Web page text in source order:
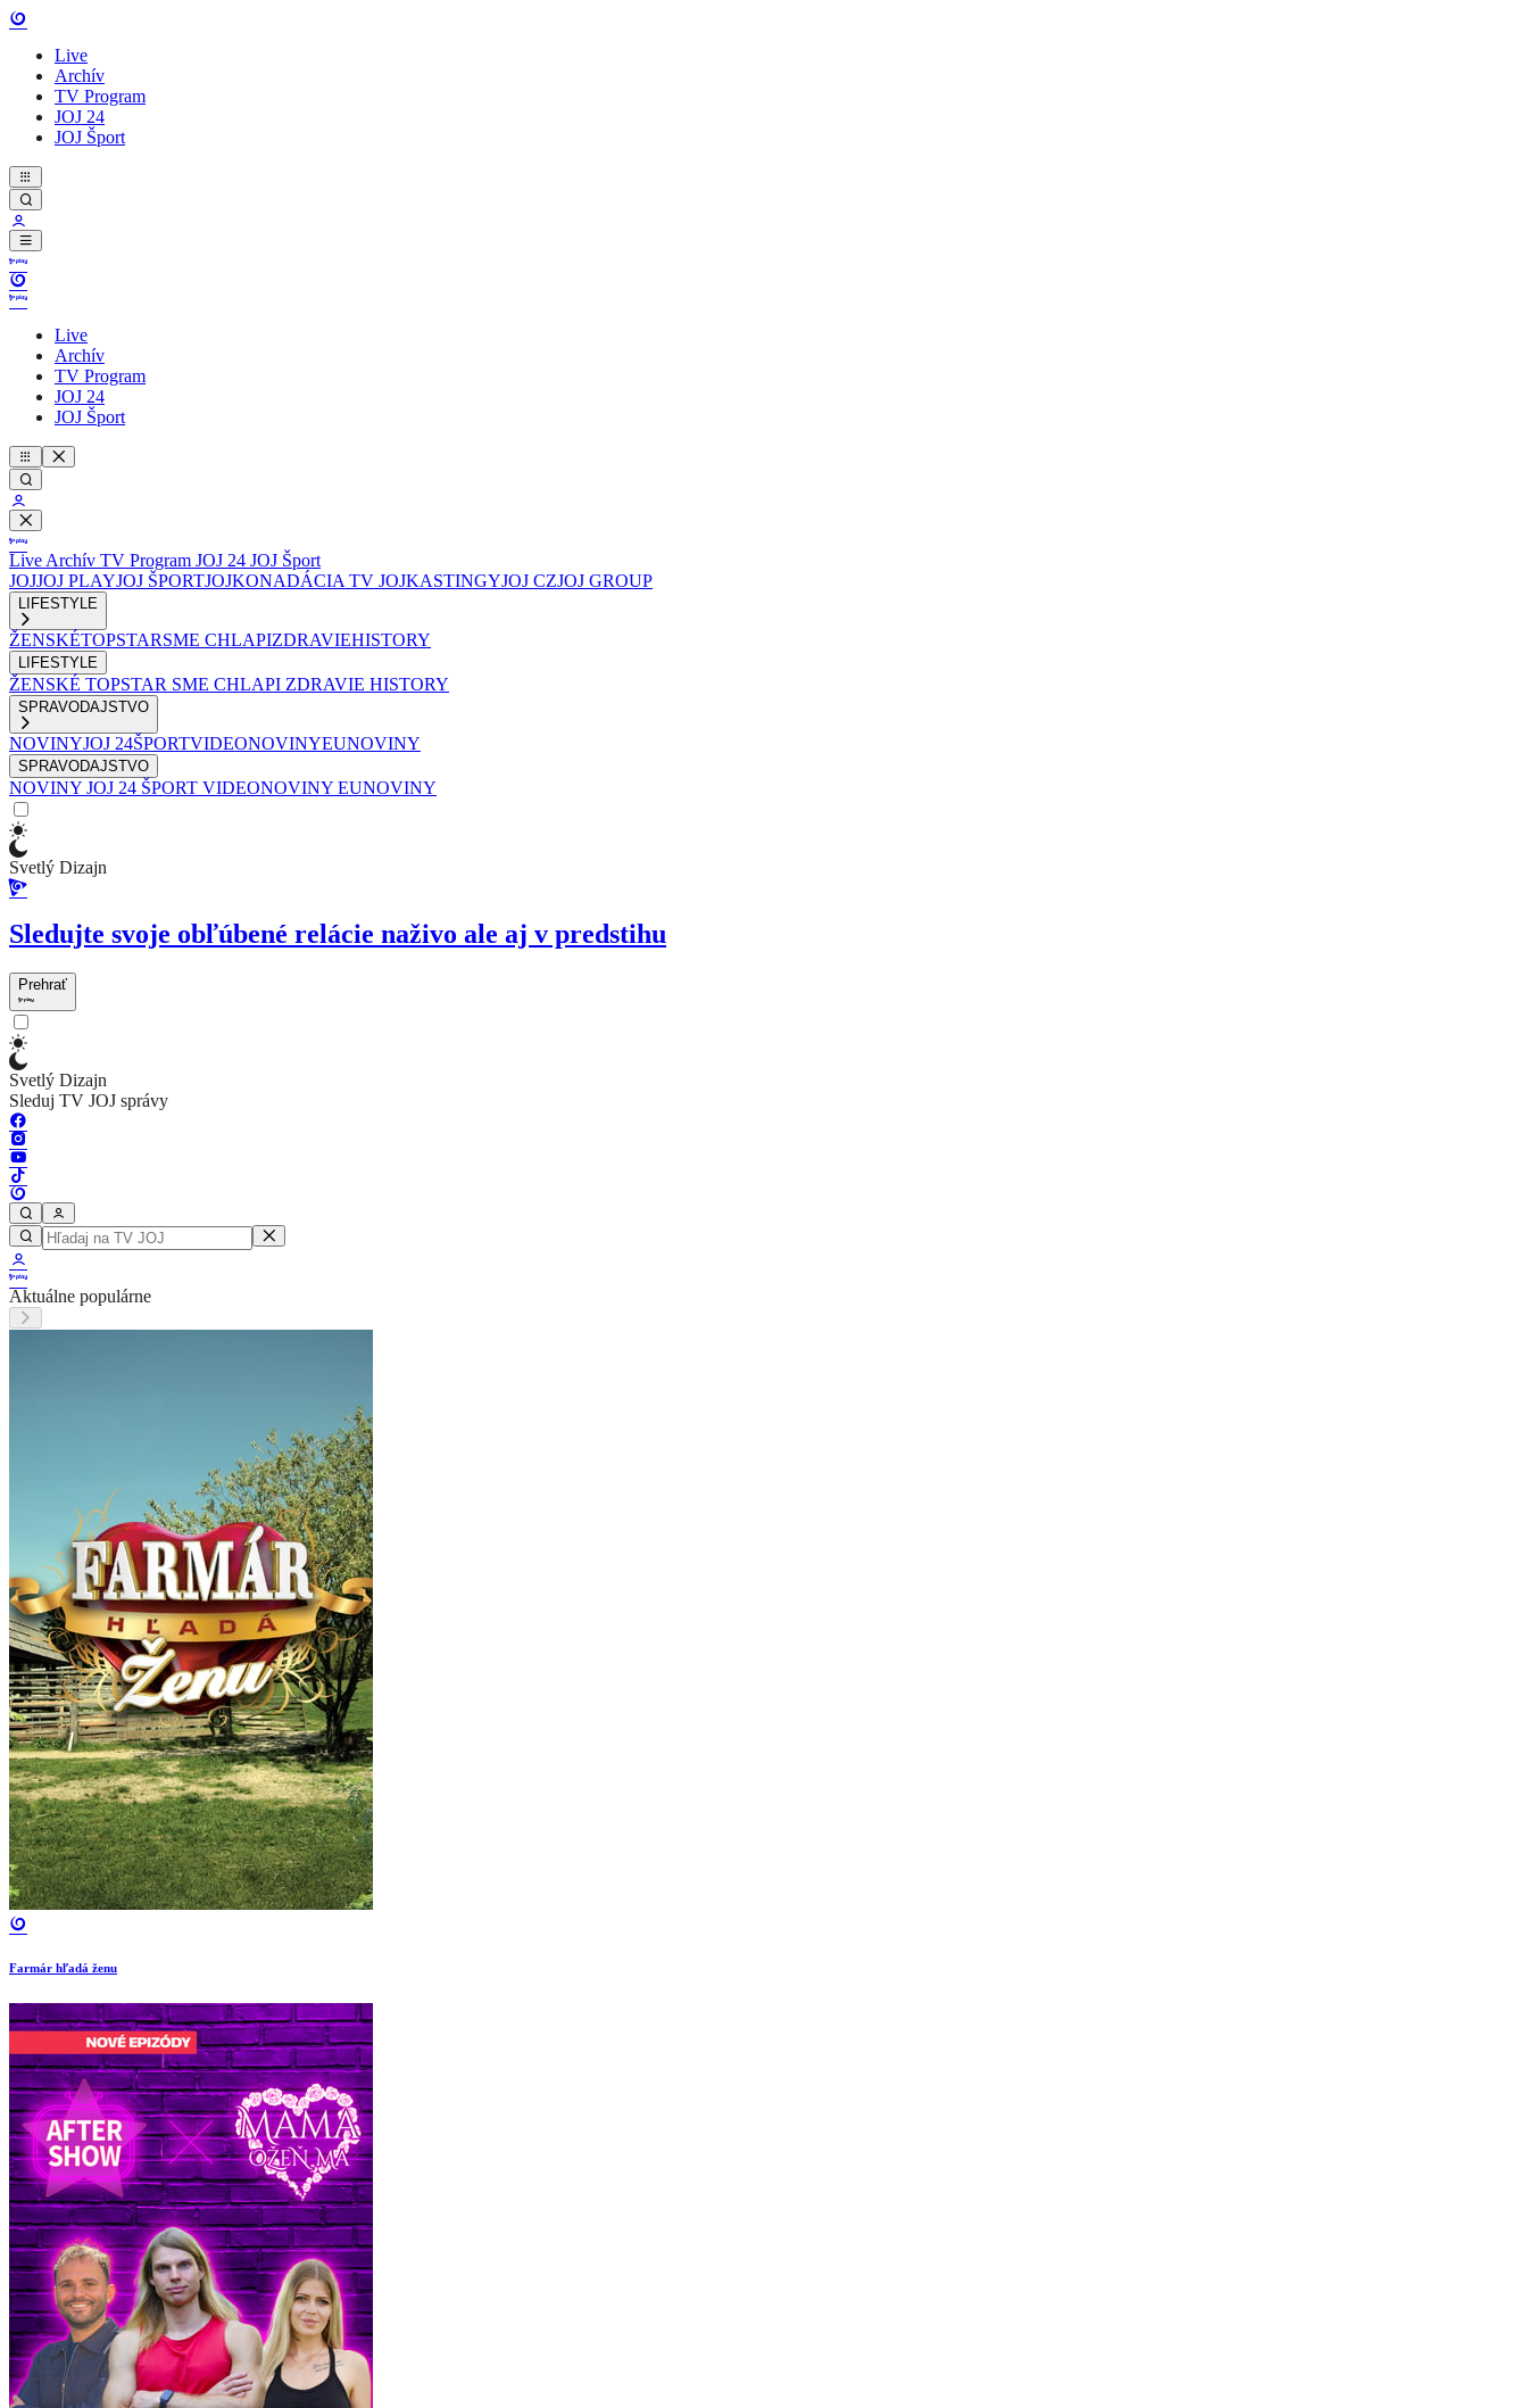
Live
Archív
TV Program
JOJ 24
JOJ Šport
Live
Archív
TV Program
JOJ 24
JOJ Šport
Live Archív TV Program JOJ 24 JOJ Šport
JOJJOJ PLAYJOJ ŠPORTJOJKONADÁCIA TV JOJKASTINGYJOJ CZJOJ GROUP
LIFESTYLE
ŽENSKÉTOPSTARSME CHLAPIZDRAVIEHISTORY
LIFESTYLE
ŽENSKÉ TOPSTAR SME CHLAPI ZDRAVIE HISTORY
SPRAVODAJSTVO
NOVINYJOJ 24ŠPORTVIDEONOVINYEUNOVINY
SPRAVODAJSTVO
NOVINY JOJ 24 ŠPORT VIDEONOVINY EUNOVINY
Svetlý Dizajn
Sledujte svoje obľúbené relácie naživo ale aj v predstihu
Prehrať
Svetlý Dizajn
Sleduj TV JOJ správy
Aktuálne populárne
Farmár hľadá ženu